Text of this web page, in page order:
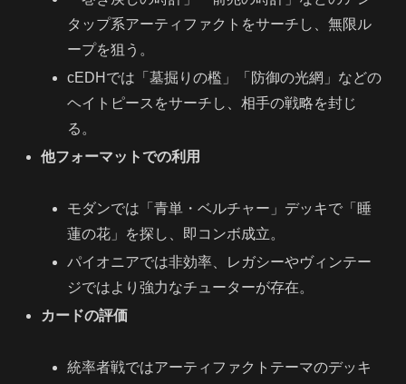
タップ系アーティファクトをサーチし、無限ル
ープを狙う。
cEDHでは「墓掘りの檻」「防御の光網」などの
ヘイトピースをサーチし、相手の戦略を封じ
る。
他フォーマットでの利用
モダンでは「青単・ベルチャー」デッキで「睡
蓮の花」を探し、即コンボ成立。
パイオニアでは非効率、レガシーやヴィンテー
ジではより強力なチューターが存在。
カードの評価
統率者戦ではアーティファクトテーマのデッキ